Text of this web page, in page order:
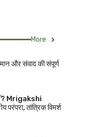
More
और संवाद की संपूर्ण
Mrigakshi
तांत्रिक विमर्श